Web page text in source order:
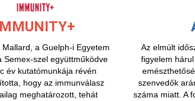
Mallard, a Guelph-i Egyetem
Semex-szel együttműködve
év kutatómunkája révén
hogy az immunválasz
meghatározott, tehát
Az elmúlt
figyelem
szenvedők
száma miatt. A